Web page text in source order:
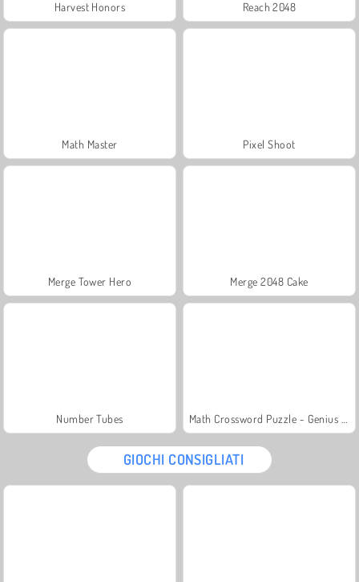
Harvest Honors Reach 2048
Math Master Pixel Shoot
Merge Tower Hero Merge 2048 Cake
Number Tubes
GIOCHI CONSIGLIATI